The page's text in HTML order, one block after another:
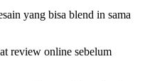
yang bisa blend in sama
review online sebelum